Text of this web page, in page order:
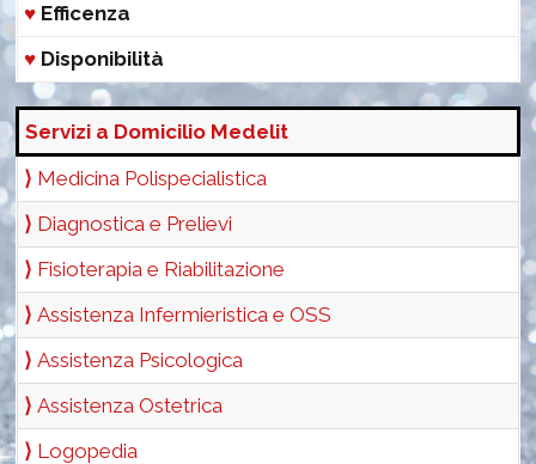
♥ Efficenza
♥ Disponibilità
Servizi a Domicilio Medelit
⟩ Medicina Polispecialistica
⟩ Diagnostica e Prelievi
⟩ Fisioterapia e Riabilitazione
⟩ Assistenza Infermieristica e OSS
⟩ Assistenza Psicologica
⟩ Assistenza Ostetrica
⟩ Logopedia